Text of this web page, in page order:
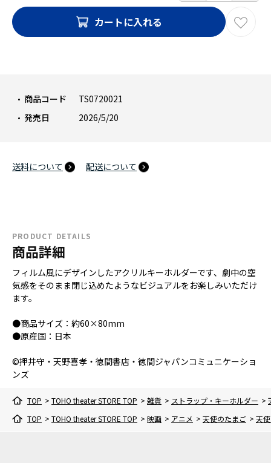
商品コード
TS0720021
発売日
2026/5/20
送料について 配送について
カートに入れる
PRODUCT DETAILS
商品詳細
フィルム風にデザインしたアクリルキーホルダーです、劇中の空
気感をそのまま閉じ込めたようなビジュアルをお楽しみいただけ
ます。
●商品サイズ：約60×80mm
●原産国：日本
©押井守・天野喜孝・徳間書店・徳間ジャパンコミュニケーショ
ンズ
TOP > TOHO theater STORE TOP > 雑貨 > ストラップ・キーホルダー >
TOP > TOHO theater STORE TOP > 映画 > アニメ > 天使のたまご > 天